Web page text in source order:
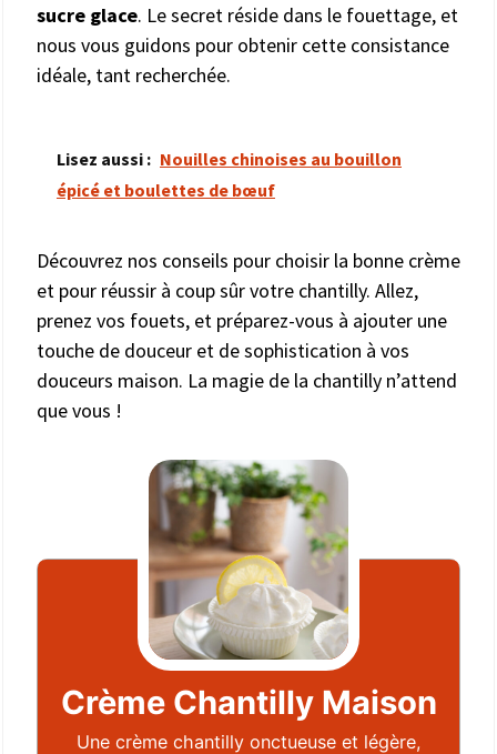
sucre glace. Le secret réside dans le fouettage, et
nous vous guidons pour obtenir cette consistance
idéale, tant recherchée.
Lisez aussi : Nouilles chinoises au bouillon
épicé et boulettes de bœuf
Découvrez nos conseils pour choisir la bonne crème
et pour réussir à coup sûr votre chantilly. Allez,
prenez vos fouets, et préparez-vous à ajouter une
touche de douceur et de sophistication à vos
douceurs maison. La magie de la chantilly n’attend
que vous !
Crème Chantilly Maison
Une crème chantilly onctueuse et légère,